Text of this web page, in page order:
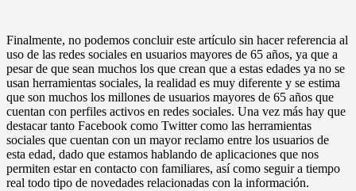
Finalmente, no podemos concluir este artículo sin hacer referencia al
uso de las redes sociales en usuarios mayores de 65 años, ya que a
pesar de que sean muchos los que crean que a estas edades ya no se
usan herramientas sociales, la realidad es muy diferente y se estima
que son muchos los millones de usuarios mayores de 65 años que
cuentan con perfiles activos en redes sociales. Una vez más hay que
destacar tanto Facebook como Twitter como las herramientas
sociales que cuentan con un mayor reclamo entre los usuarios de
esta edad, dado que estamos hablando de aplicaciones que nos
permiten estar en contacto con familiares, así como seguir a tiempo
real todo tipo de novedades relacionadas con la información.